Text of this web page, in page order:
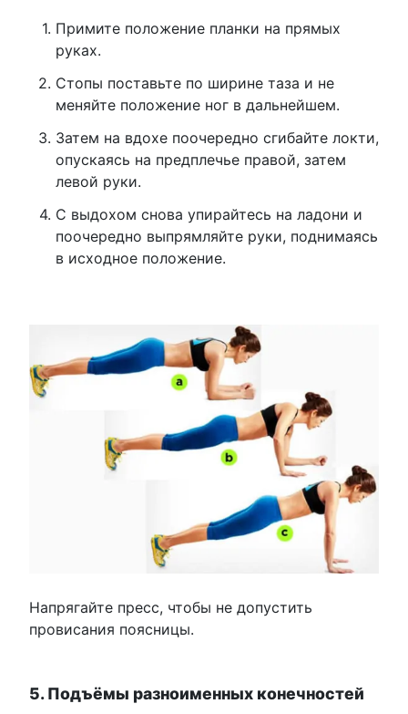
Примите положение планки на прямых
руках.
Стопы поставьте по ширине таза и не
меняйте положение ног в дальнейшем.
Затем на вдохе поочередно сгибайте локти,
опускаясь на предплечье правой, затем
левой руки.
С выдохом снова упирайтесь на ладони и
поочередно выпрямляйте руки, поднимаясь
в исходное положение.
Напрягайте пресс, чтобы не допустить
провисания поясницы.
5. Подъёмы разноименных конечностей